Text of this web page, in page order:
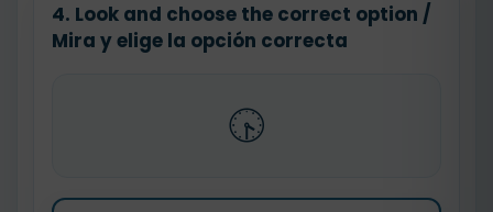
4. Look and choose the correct option /
Mira y elige la opción correcta
🕟